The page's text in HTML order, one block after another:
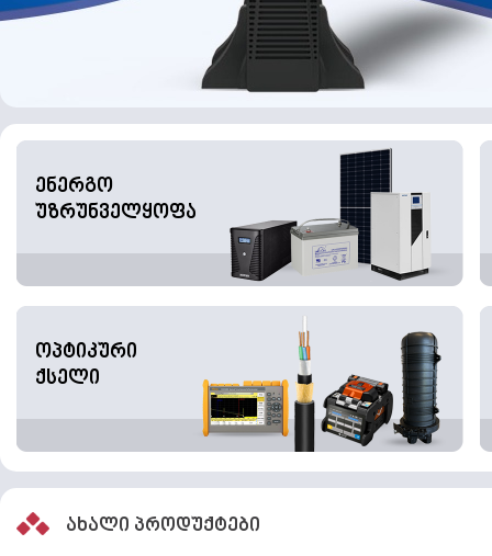
ენერგო
უზრუნველყოფა
ოპტიკური
ქსელი
ახალი პროდუქტები